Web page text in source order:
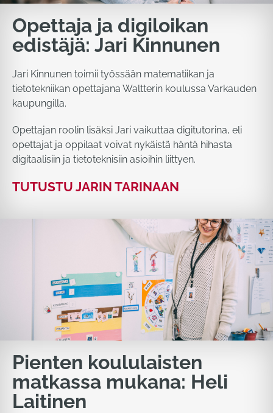
Opettaja ja digiloikan
edistäjä: Jari Kinnunen
Jari Kinnunen toimii työssään matematiikan ja
tietotekniikan opettajana Waltterin koulussa Varkauden
kaupungilla.
Opettajan roolin lisäksi Jari vaikuttaa digitutorina, eli
opettajat ja oppilaat voivat nykäistä häntä hihasta
digitaalisiin ja tietoteknisiin asioihin liittyen.
TUTUSTU JARIN TARINAAN
Pienten koululaisten
matkassa mukana: Heli
Laitinen